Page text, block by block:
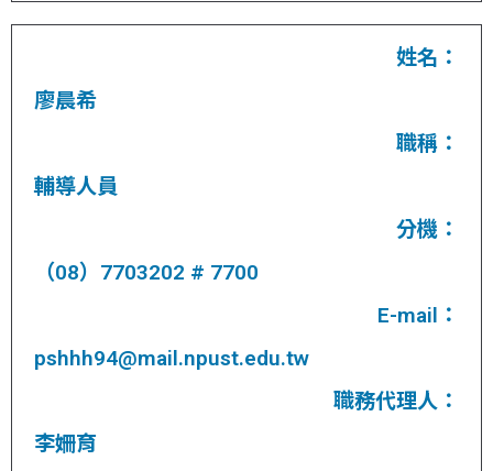
姓名：
廖晨希
職稱：
輔導人員
分機：
（08）7703202 # 7700
E-mail：
pshhh94@mail.npust.edu.tw
職務代理人：
李姍育